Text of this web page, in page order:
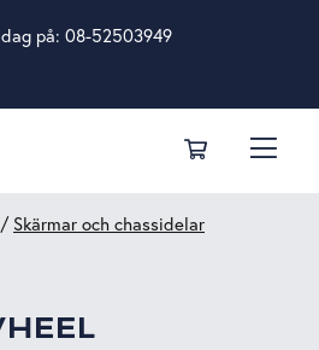
på: 08-52503949
/ Skärmar och chassidelar